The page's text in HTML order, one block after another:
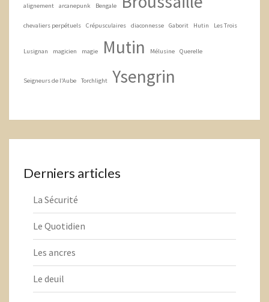
alignement arcanepunk Bengale
chevaliers perpétuels Crépusculaires diaconnesse Gaborit Hutin Les Trois
Lusignan magicien magie Mutin Mélusine Querelle
Seigneurs de l'Aube Torchlight Ysengrin
Derniers articles
La Sécurité
Le Quotidien
Les ancres
Le deuil